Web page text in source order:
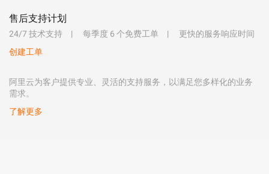
售后支持计划
24/7 技术支持 每季度 6 个免费工单
更快的服务响应时间
创建工单
阿里云为客户提供专业、灵活的支持服务，以满足您多样化的业务
需求。
了解更多